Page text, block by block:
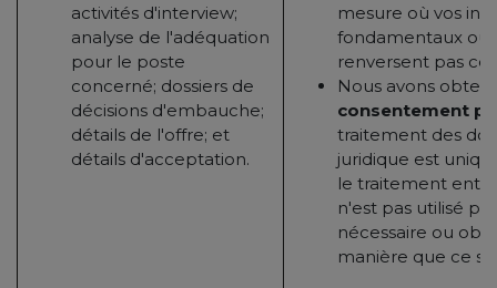
activités d'interview;
analyse de l'adéquation
pour le poste
concerné; dossiers de
décisions d'embauche;
détails de l'offre; et
détails d'acceptation.
mesure où vos
fondamentaux ou
renversent pas
Nous avons
consentement
traitement des
juridique est
le traitement
n'est pas utilisé
nécessaire ou
manière que ce